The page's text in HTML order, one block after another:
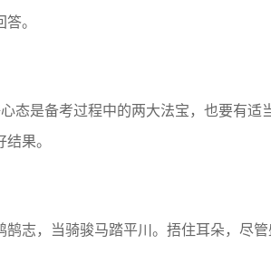
。
态是备考过程中的两大法宝，也要有
果。
鹄志，当骑骏马踏平川。捂住耳朵，尽